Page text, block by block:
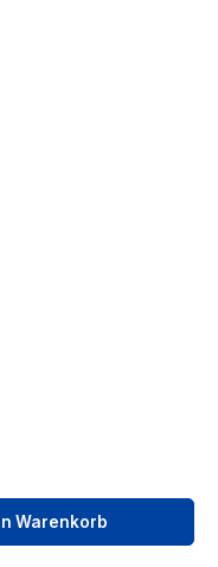
Warenkorb